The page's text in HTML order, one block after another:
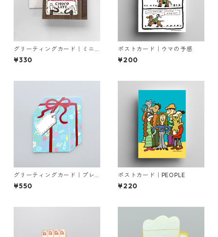
グリーティングカード｜ミニ
チョコレート
¥330
ポストカード｜ウマの予感
¥200
グリーティングカード｜プレ
ゼント
¥550
ポストカード｜PEOPLE
¥220